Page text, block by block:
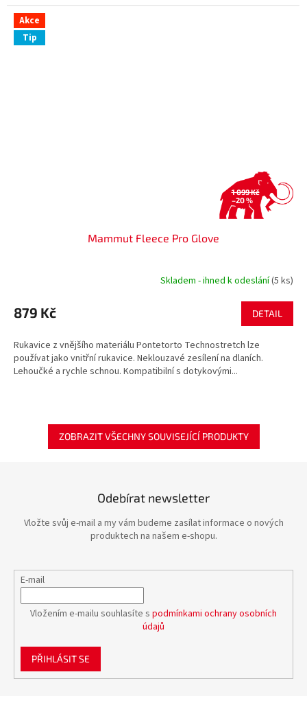
Akce
Tip
1 099 Kč
–20 %
Mammut Fleece Pro Glove
Skladem - ihned k odeslání(5 ks)
879 Kč DETAIL
Rukavice z vnějšího materiálu Pontetorto Technostretch lze
používat jako vnitřní rukavice. Neklouzavé zesílení na dlaních.
Lehoučké a rychle schnou. Kompatibilní s dotykovými...
ZOBRAZIT VŠECHNY SOUVISEJÍCÍ PRODUKTY
Odebírat newsletter
Vložte svůj e-mail a my vám budeme zasílat informace o nových
produktech na našem e-shopu.
E-mail
Vložením e-mailu souhlasíte s podmínkami ochrany osobních
údajů
PŘIHLÁSIT SE